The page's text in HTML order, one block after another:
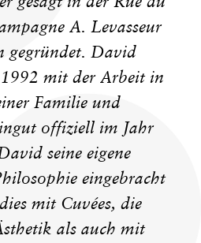
A. Levasseur
gegründet. David
1992 mit der Arbeit in
Familie und
offiziell im Jahr
seine eigene
eingebracht
mit Cuvées, die
als auch mit